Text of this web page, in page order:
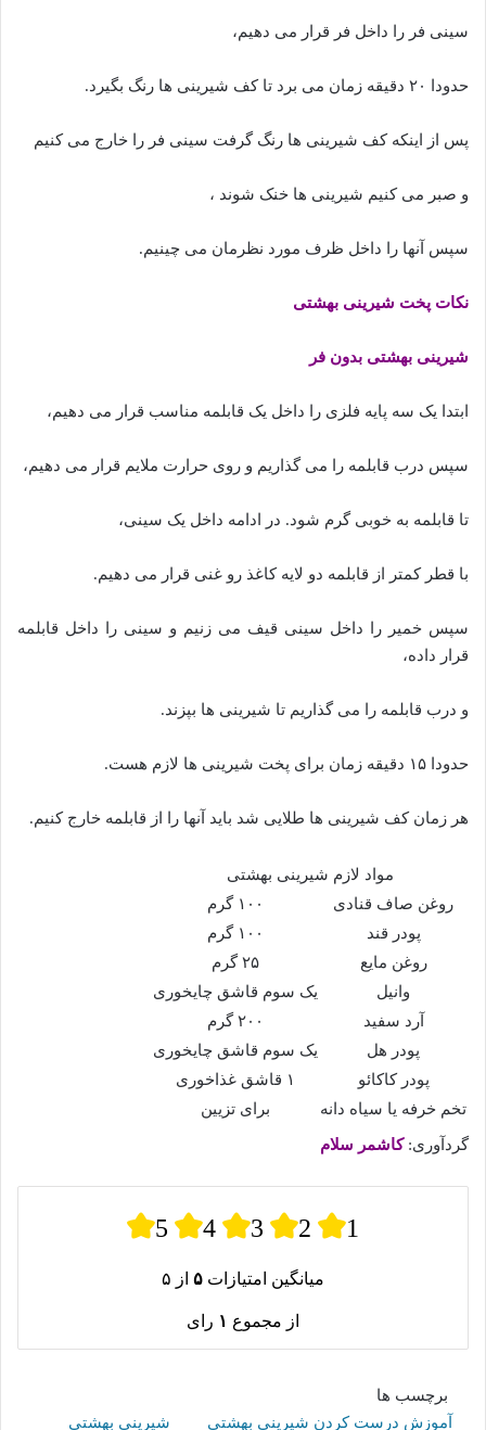
سینی فر را داخل فر قرار می دهیم،
حدودا ۲۰ دقیقه زمان می برد تا کف شیرینی ها رنگ بگیرد.
پس از اینکه کف شیرینی ها رنگ گرفت سینی فر را خارج می کنیم
و صبر می کنیم شیرینی ها خنک شوند ،
سپس آنها را داخل ظرف مورد نظرمان می چینیم.
نکات پخت شیرینی بهشتی
شیرینی بهشتی بدون فر
ابتدا یک سه پایه فلزی را داخل یک قابلمه مناسب قرار می دهیم،
سپس درب قابلمه را می گذاریم و روی حرارت ملایم قرار می دهیم،
تا قابلمه به خوبی گرم شود. در ادامه داخل یک سینی،
با قطر کمتر از قابلمه دو لایه کاغذ رو غنی قرار می دهیم.
سپس خمیر را داخل سینی قیف می زنیم و سینی را داخل قابلمه
قرار داده،
و درب قابلمه را می گذاریم تا شیرینی ها بپزند.
حدودا ۱۵ دقیقه زمان برای پخت شیرینی ها لازم هست.
هر زمان کف شیرینی ها طلایی شد باید آنها را از قابلمه خارج کنیم.
مواد لازم شیرینی بهشتی
روغن صاف قنادی
۱۰۰ گرم
پودر قند
۱۰۰ گرم
روغن مایع
۲۵ گرم
وانیل
یک سوم قاشق چایخوری
آرد سفید
۲۰۰ گرم
پودر هل
یک سوم قاشق چایخوری
پودر کاکائو
۱ قاشق غذاخوری
تخم خرفه یا سیاه دانه
برای تزیین
گردآوری: کاشمر سلام
5 4 3 2 1
میانگین امتیازات ۵ از ۵
از مجموع ۱ رای
برچسب ها
آموزش درست کردن شیرینی بهشتی
شیرینی بهشتی